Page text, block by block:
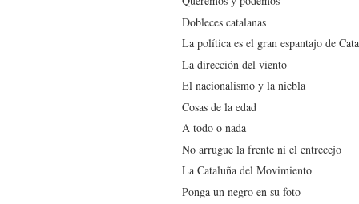
Dobleces catalanas
La política es el gran espantajo de
La dirección del viento
El nacionalismo y la niebla
Cosas de la edad
A todo o nada
No arrugue la frente ni el entrecejo
La Cataluña del Movimiento
Ponga un negro en su foto